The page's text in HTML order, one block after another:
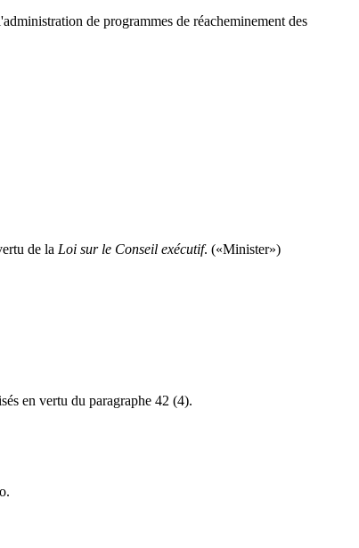
de programmes de réacheminement des
de la Loi sur le Conseil exécutif. («Minister»)
en vertu du paragraphe 42 (4).